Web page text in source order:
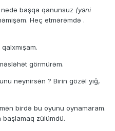
başqa qanunsuz (yəni
Heç etmərəmdə .
görmürəm.
neynirsən ? Birin gözəl yığ,
birdə bu oyunu oynamaram.
zülümdü.